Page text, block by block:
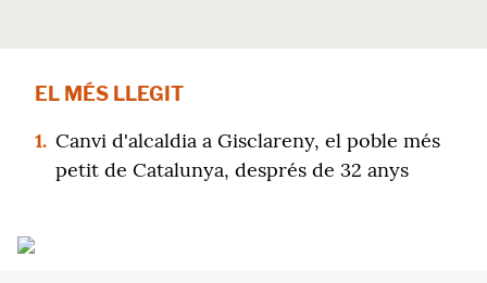
EL MÉS LLEGIT
1. Canvi d'alcaldia a Gisclareny, el poble més
petit de Catalunya, després de 32 anys